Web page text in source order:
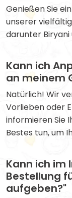
Genießen Sie
unserer
darunter
Kann ich
an meinem
Natürlich! Wir
Vorlieben oder
informieren Sie
Bestes tun, um
Kann ich im
Bestellung
aufgeben?"